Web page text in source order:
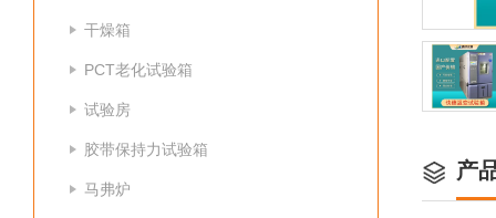
干燥箱
PCT老化试验箱
试验房
胶带保持力试验箱
马弗炉
产